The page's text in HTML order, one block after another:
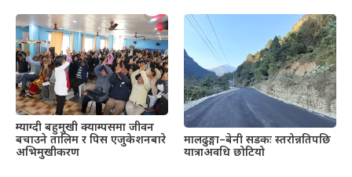
म्याग्दी बहुमुखी क्याम्पसमा जीवन
बचाउने तालिम र पिस एजुकेशनबारे
अभिमुखीकरण
मालढुङ्गा–बेनी सडकः स्तरोन्नतिपछि
यात्राअवधि छोटियो